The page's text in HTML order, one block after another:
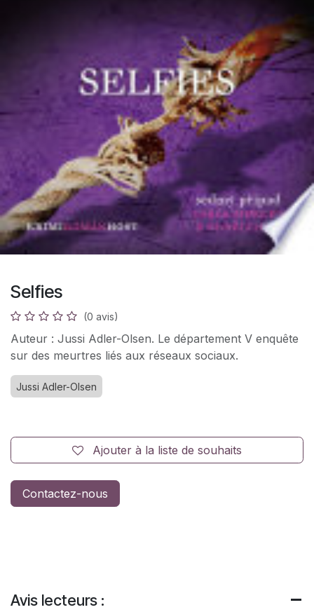
Selfies
(0 avis)
Auteur : Jussi Adler-Olsen. Le département V enquête
sur des meurtres liés aux réseaux sociaux.
Jussi Adler-Olsen
Ajouter à la liste de souhaits
Contactez-nous
Avis lecteurs :